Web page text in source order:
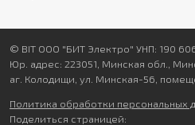
© BIT ООО "БИТ Электро" УНП: 190
Юр. адрес: 223051, Минская обл.,
аг. Колодищи, ул. Минская-56,
Политика обработки персональных
Поделиться страницей: